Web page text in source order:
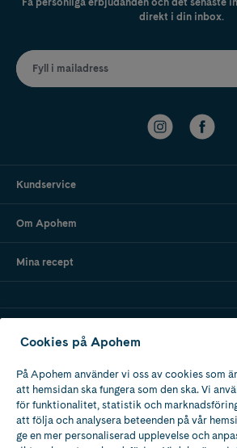
direkt i din inbox.
Fyll i mailadress
Kundservice
Om Apohem
Mina recept
Apotek med tillstånd
av Läkemedelsverket
Cookies på Apohem
På Apohem använder vi oss av cookies som
att hemsidan ska fungera som den ska. Vi
för funktionalitet, statistik och
att följa och analysera beteenden på vår
ge en mer personaliserad upplevelse och